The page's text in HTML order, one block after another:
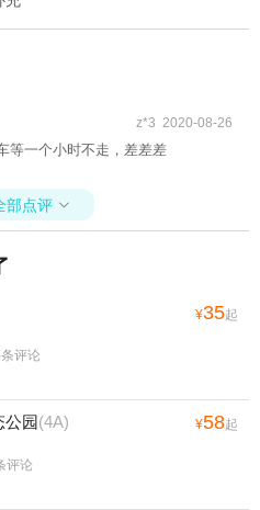
z*3 2020-08-26
等一个小时不走，差差差
部点评 
¥35起
评论
公园(4A) ¥58起
评论